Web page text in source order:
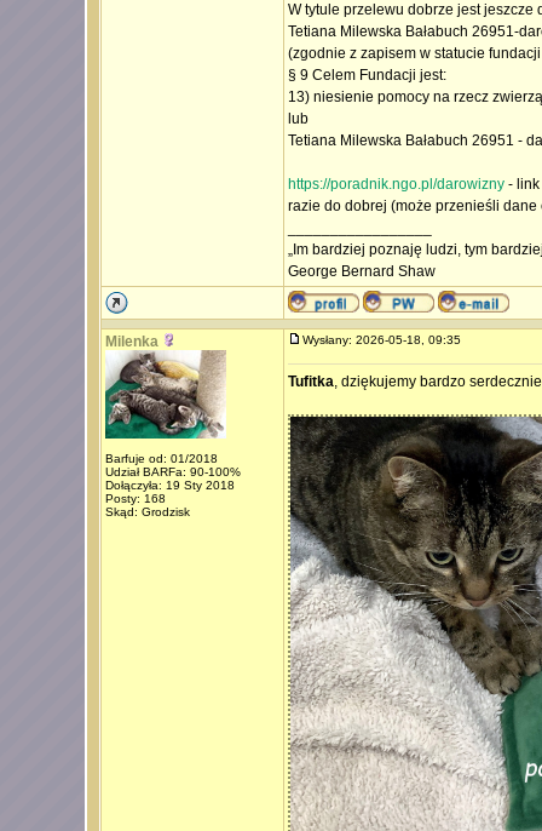
W tytule przelewu dobrze jest jeszcze
Tetiana Milewska Bałabuch 26951-
(zgodnie z zapisem w statucie
§ 9 Celem Fundacji jest:
13) niesienie pomocy na rzecz
lub
Tetiana Milewska Bałabuch 26951 -
https://poradnik.ngo.pl/darowizny- link
razie do dobrej (może przenieśli
„Im bardziej poznaję ludzi, tym
George Bernard Shaw
Milenka
Barfuje od: 01/2018
Udział BARFa: 90-100%
Dołączyła: 19 Sty 2018
Posty: 168
Skąd: Grodzisk
Wysłany: 2026-05-18, 09:35
Tufitka, dziękujemy bardzo